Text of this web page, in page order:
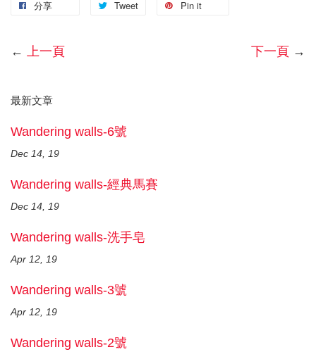
分享 Tweet Pin it
← 上一頁 下一頁 →
最新文章
Wandering walls-6號
Dec 14, 19
Wandering walls-經典馬賽
Dec 14, 19
Wandering walls-洗手皂
Apr 12, 19
Wandering walls-3號
Apr 12, 19
Wandering walls-2號